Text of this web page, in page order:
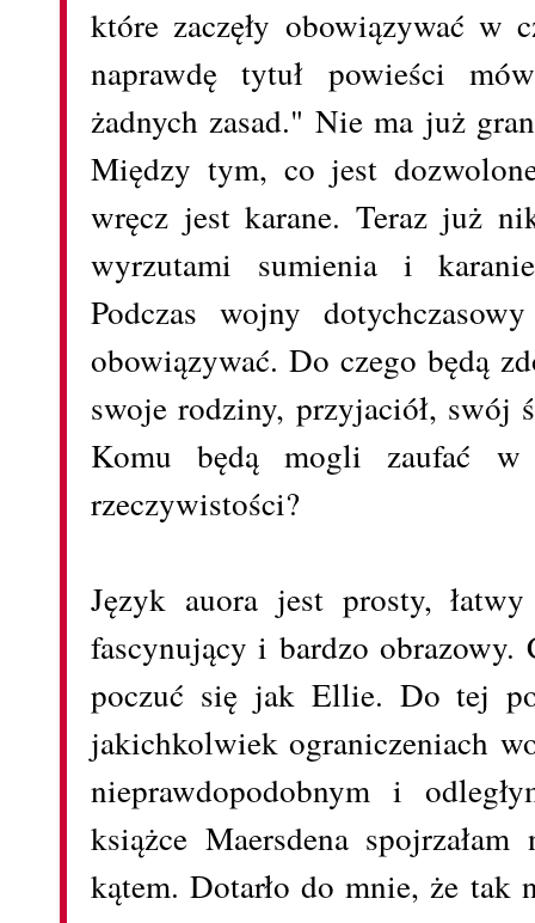
które zaczęły obowiązywać w
naprawdę tytuł powieści
żadnych zasad." Nie ma już
Między tym, co jest
wręcz jest karane. Teraz już
wyrzutami sumienia i
Podczas wojny
obowiązywać. Do czego będą
swoje rodziny, przyjaciół, swój
Komu będą mogli zaufać w
rzeczywistości?
Język auora jest prosty,
fascynujący i bardzo obrazowy.
poczuć się jak Ellie. Do tej
jakichkolwiek ograniczeniach
nieprawdopodobnym i
książce Maersdena
kątem. Dotarło do mnie, że tak